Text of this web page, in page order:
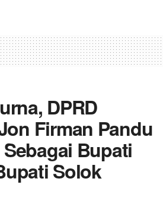
DPRD
Firman Pandu
Bupati
Solok